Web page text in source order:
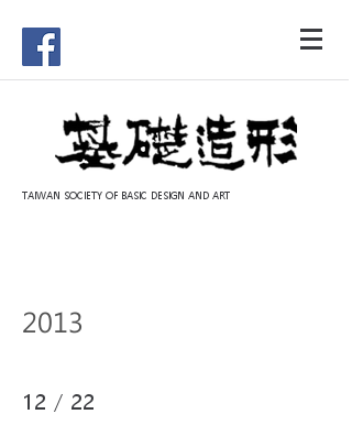
TAIWAN SOCIETY OF BASIC DESIGN AND ART
2013
12 / 22